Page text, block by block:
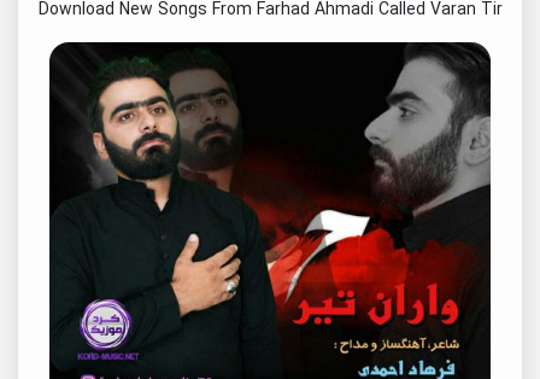
Download New Songs From Farhad Ahmadi Called Varan Tir